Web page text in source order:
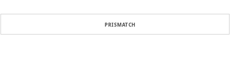
PRISMATCH